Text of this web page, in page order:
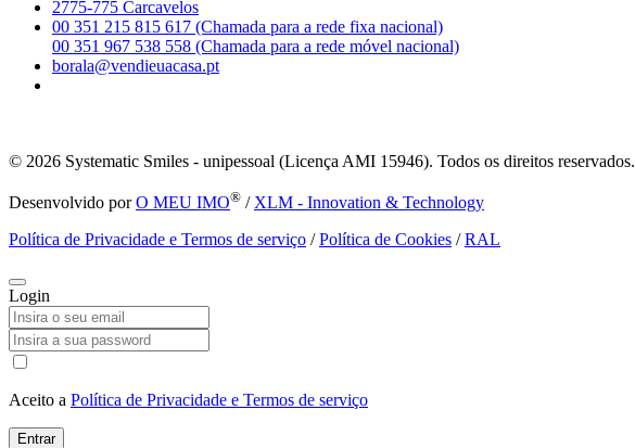
2775-775 Carcavelos
00 351 215 815 617 (Chamada para a rede fixa nacional)
00 351 967 538 558 (Chamada para a rede móvel nacional)
borala@vendieuacasa.pt
© 2026 Systematic Smiles - unipessoal (Licença AMI 15946). Todos os direitos reservados.
Desenvolvido porO MEU IMO® / XLM - Innovation & Technology
Política de Privacidade e Termos de serviço /Política de Cookies /RAL
Login
Aceito a Política de Privacidade e Termos de serviço
Entrar